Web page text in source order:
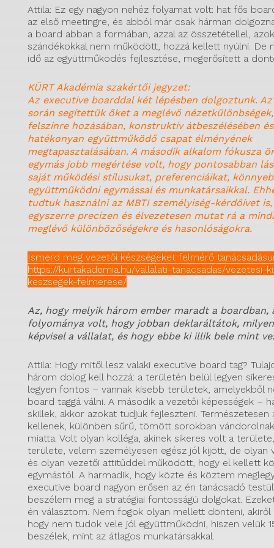
Attila: Ez egy nagyon nehéz folyamat volt: hat fős
az első meetingre, és abból már csak hárman
a board abban a formában, azzal az összetétellel,
szándékokkal nem működött, hozzá kellett nyúlni.
idő az együttműködés fejlesztése, megerősített a
KÜRT Akadémia szakértői jegyzet:
Az executive boarddal két lépésben dolgoztunk.
során segítettük őket a meglévő
felszínre hozásában, konstruktív átbeszélésében
hatékonyan együttműködő csapat élményének
megtapasztalásában. A második alkalom fókusza
egymás jobb megértése volt, hogy pontosabban
saját működési stílusukat, preferenciáikat,
együttműködni egymással és munkatársaikkal.
tudtuk használni az MBTI személyiség-kérdőívet
egyszerre precízen és élvezetesen mutat rá a
meglévő különbözőségekre és hasonlóságokra.
Ismerd meg vezetői készségeket felmérő
https://kurtakademia.hu/vallalati-tanacsadas/vezetesi-
keszsegek-felmerese/
Az, hogy melyik három ember maradt a boardban,
folyománya volt, hogy jobban deklaráltátok,
képvisel a vállalat, és hogy ebbe ki illik bele mint
Attila: Hogy mitől lesz valaki executive board tag?
három dolog kell hozzá: a területén belül legyen
legyen fontos – vannak kisebb területek, amelyekből
board taggá válni. A második a vezetői képességek –
skillek, akkor azokat tudjuk fejleszteni. Természetesen
kellenek, különben sűrű, tömött sorokban
miatta. Volt olyan kolléga, akinek sikeres volt a
területe, velem személyesen egész jól kijött, de olyan
és olyan vezetői attitűddel működött, hogy el kellett
egymástól. A harmadik, hogy közte és köztem
executive board nagyon erősen az én tanácsadó
beszélem meg a stratégiai fontosságú dolgokat.
én választom. Nem fogok olyan mellett dönteni,
hogy nem tudok vele jól együttműködni, hiszen velük
beszélek, mint az átlagos munkatársakkal.